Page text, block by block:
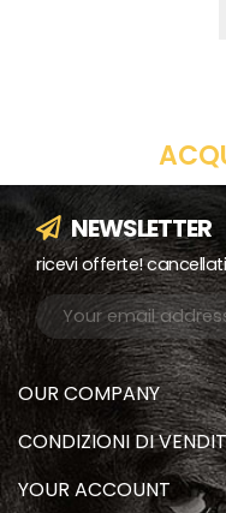
NEWSLETTER
ricevi offerte!
OUR COMPANY
CONDIZIONI DI
YOUR ACCOUNT